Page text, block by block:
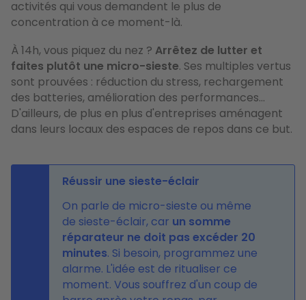
activités qui vous demandent le plus de
concentration à ce moment-là.
À 14h, vous piquez du nez ? Arrêtez de lutter et
faites plutôt une micro-sieste. Ses multiples vertus
sont prouvées : réduction du stress, rechargement
des batteries, amélioration des performances...
D'ailleurs, de plus en plus d'entreprises aménagent
dans leurs locaux des espaces de repos dans ce but.
Réussir une sieste-éclair
On parle de micro-sieste ou même
de sieste-éclair, car un somme
réparateur ne doit pas excéder 20
minutes. Si besoin, programmez une
alarme. L'idée est de ritualiser ce
moment. Vous souffrez d'un coup de